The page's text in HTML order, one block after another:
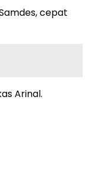
cepat
Arinal.